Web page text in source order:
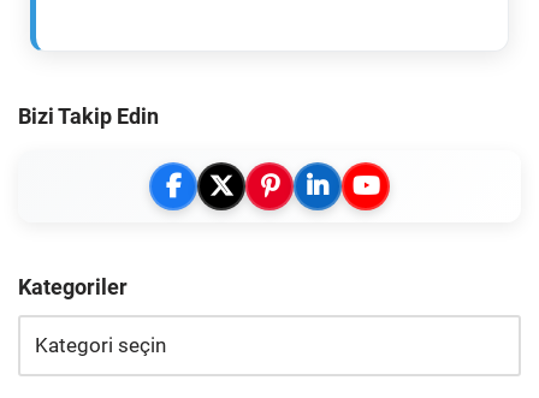
Bizi Takip Edin
Kategoriler